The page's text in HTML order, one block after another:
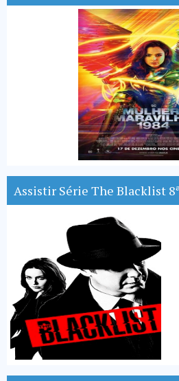
Assistir Série The Blacklist